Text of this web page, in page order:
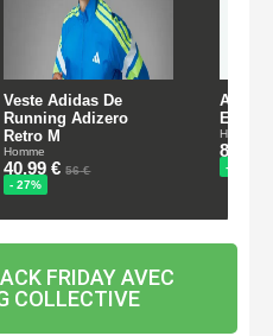
FRIDAY AVEC
COLLECTIVE